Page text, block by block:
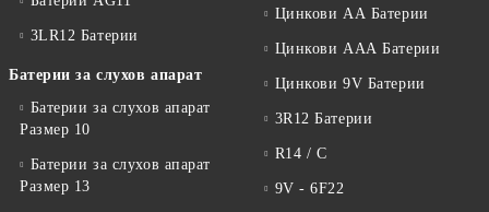
3LR12 Батерии
Батерии за слухов апарат
Батерии за слухов апарат
Размер 10
Батерии за слухов апарат
Размер 13
Цинкови АА Батерии
Цинкови ААА Батерии
Цинкови 9V Батерии
3R12 Батерии
R14 / C
9V - 6F22